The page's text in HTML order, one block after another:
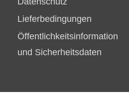
Lieferbedingungen
Öffentlichkeitsinformation
und Sicherheitsdaten